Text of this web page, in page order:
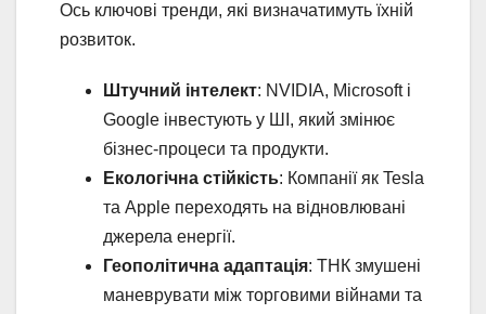
Ось ключові тренди, які визначатимуть їхній
розвиток.
Штучний інтелект: NVIDIA, Microsoft і
Google інвестують у ШІ, який змінює
бізнес-процеси та продукти.
Екологічна стійкість: Компанії як Tesla
та Apple переходять на відновлювані
джерела енергії.
Геополітична адаптація: ТНК змушені
маневрувати між торговими війнами та